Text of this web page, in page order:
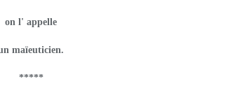
on l' appelle
maïeuticien.
*****